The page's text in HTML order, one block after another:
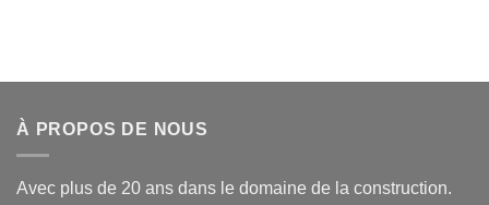
À PROPOS DE NOUS
Avec plus de 20 ans dans le domaine de la construction.